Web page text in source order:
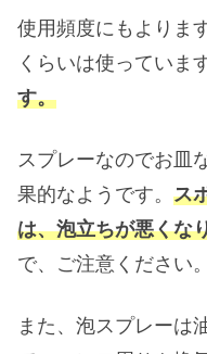
使用頻度にもよりま
くらいは使っていま
す。
スプレーなのでお皿
果的なようです。 ス
は、泡立ちが悪くな
で、ご注意ください。
また、泡スプレーは